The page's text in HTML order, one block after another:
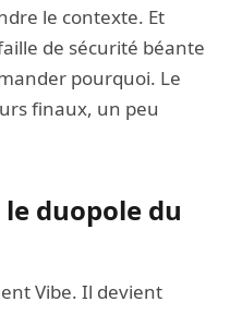
le contexte. Et
de sécurité béante
pourquoi. Le
finaux, un peu
duopole du
Vibe. Il devient